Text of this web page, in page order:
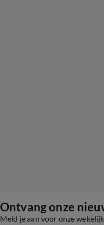
Ontvang onze
Meld je aan voor onze